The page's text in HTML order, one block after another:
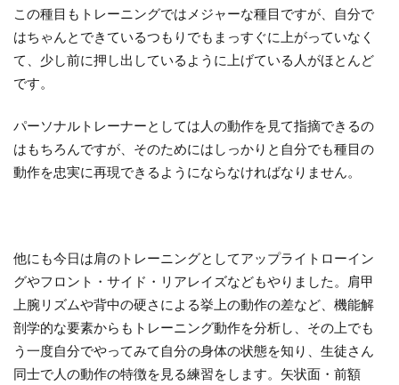
この種目もトレーニングではメジャーな種目ですが、自分で
はちゃんとできているつもりでもまっすぐに上がっていなく
て、少し前に押し出しているように上げている人がほとんど
です。
パーソナルトレーナーとしては人の動作を見て指摘できるの
はもちろんですが、そのためにはしっかりと自分でも種目の
動作を忠実に再現できるようにならなければなりません。
他にも今日は肩のトレーニングとしてアップライトローイン
グやフロント・サイド・リアレイズなどもやりました。肩甲
上腕リズムや背中の硬さによる挙上の動作の差など、機能解
剖学的な要素からもトレーニング動作を分析し、その上でも
う一度自分でやってみて自分の身体の状態を知り、生徒さん
同士で人の動作の特徴を見る練習をします。矢状面・前額